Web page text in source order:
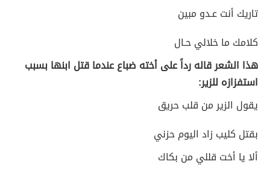
تاريك أنت عـدو مبين
كلامك ما خلالي حـال
هذا الشعر قاله رداً على أخته ضباع عندما قتل ابنها بسبب
استفزازه للزير:
يقول الزير من قلب حريق
بقتل كليب زاد اليوم حزني
ألا يا أخت قللي من بكاك